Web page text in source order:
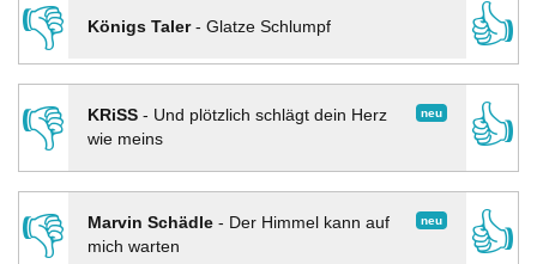
👎
Königs Taler- Glatze Schlumpf
👍
👎
neu
KRiSS- Und plötzlich schlägt dein Herz
wie meins
👍
👎 neu
Marvin Schädle- Der Himmel kann auf
mich warten
👍